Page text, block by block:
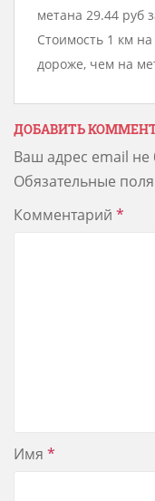
метана 29.44 руб
Стоимость 1 км
дороже, чем на
ДОБАВИТЬ
Ваш адрес email не
Обязательные
Комментарий *
Имя *